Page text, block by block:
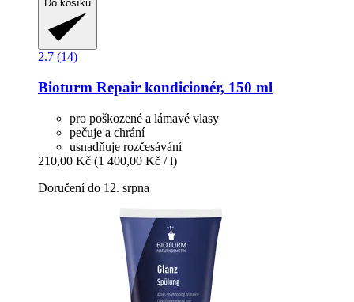
Do košíku
2.7 (14)
Bioturm Repair kondicionér, 150 ml
pro poškozené a lámavé vlasy
pečuje a chrání
usnadňuje rozčesávání
210,00 Kč (1 400,00 Kč / l)
Doručení do 12. srpna